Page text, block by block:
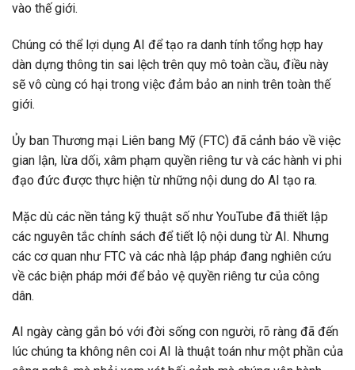
vào thế giới.
Chúng có thể lợi dụng AI để tạo ra danh tính tổng hợp hay
dàn dựng thông tin sai lệch trên quy mô toàn cầu, điều này
sẽ vô cùng có hại trong việc đảm bảo an ninh trên toàn thế
giới.
Ủy ban Thương mại Liên bang Mỹ (FTC) đã cảnh báo về việc
gian lận, lừa dối, xâm phạm quyền riêng tư và các hành vi phi
đạo đức được thực hiện từ những nội dung do AI tạo ra.
Mặc dù các nền tảng kỹ thuật số như YouTube đã thiết lập
các nguyên tắc chính sách để tiết lộ nội dung từ AI. Nhưng
các cơ quan như FTC và các nhà lập pháp đang nghiên cứu
về các biện pháp mới để bảo vệ quyền riêng tư của công
dân.
AI ngày càng gắn bó với đời sống con người, rõ ràng đã đến
lúc chúng ta không nên coi AI là thuật toán như một phần của